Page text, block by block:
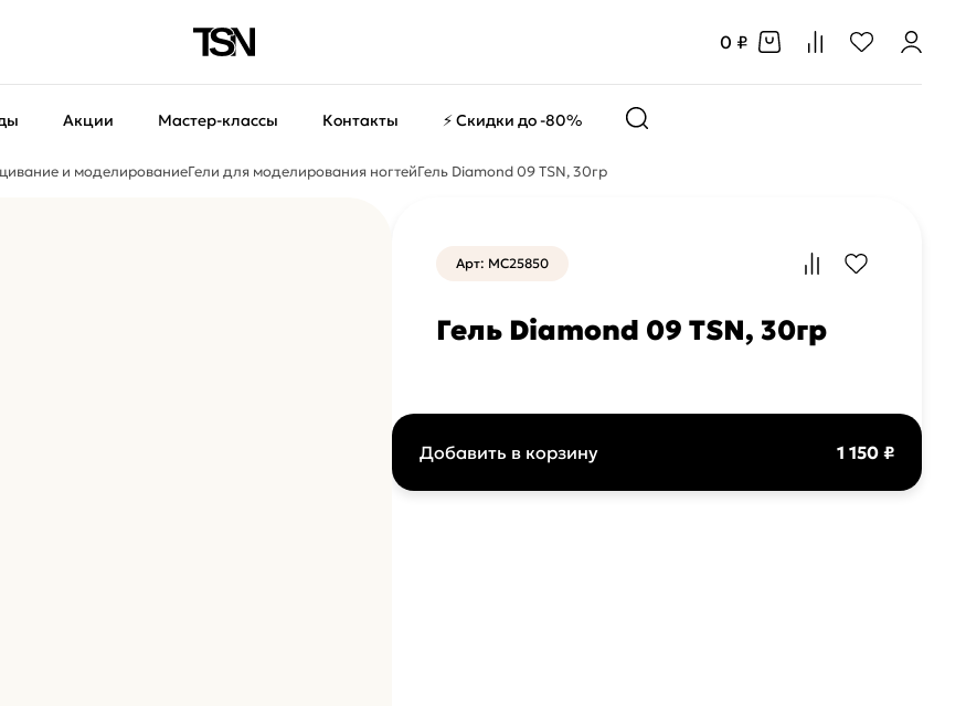
0 ₽
Акции Мастер-классы Контакты ⚡ Скидки до -80%
и моделированиеГели для моделирования ногтейГель Diamond 09 TSN, 30гр
Арт: MC25850
Гель Diamond 09 TSN, 30гр
Добавить в корзину 1 150 ₽